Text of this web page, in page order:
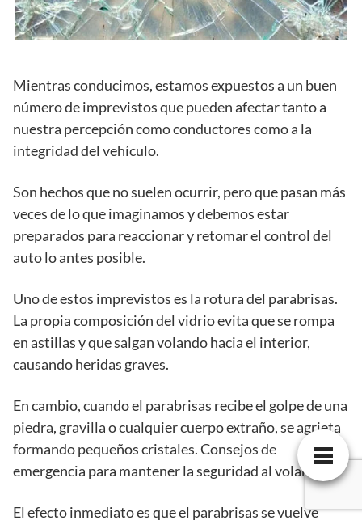
Mientras conducimos, estamos expuestos a un buen
número de imprevistos que pueden afectar tanto a
nuestra percepción como conductores como a la
integridad del vehículo.
Son hechos que no suelen ocurrir, pero que pasan más
veces de lo que imaginamos y debemos estar
preparados para reaccionar y retomar el control del
auto lo antes posible.
Uno de estos imprevistos es la rotura del parabrisas.
La propia composición del vidrio evita que se rompa
en astillas y que salgan volando hacia el interior,
causando heridas graves.
En cambio, cuando el parabrisas recibe el golpe de una
piedra, gravilla o cualquier cuerpo extraño, se agrieta
formando pequeños cristales. Consejos de
emergencia para mantener la seguridad al volante.
El efecto inmediato es que el parabrisas se vuelve